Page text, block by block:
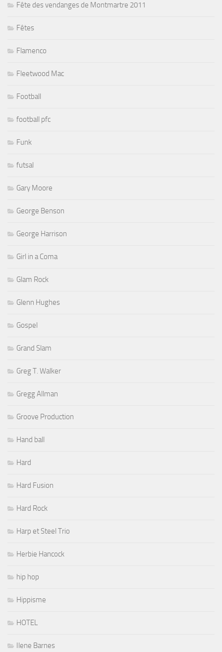
Fête des vendanges de Montmartre 2011
Fêtes
Flamenco
Fleetwood Mac
Football
football pfc
Funk
futsal
Gary Moore
George Benson
George Harrison
Girl in a Coma
Glam Rock
Glenn Hughes
Gospel
Grand Slam
Greg T. Walker
Gregg Allman
Groove Production
Hand ball
Hard
Hard Fusion
Hard Rock
Harp et Steel Trio
Herbie Hancock
hip hop
Hippisme
HOTEL
Ilene Barnes